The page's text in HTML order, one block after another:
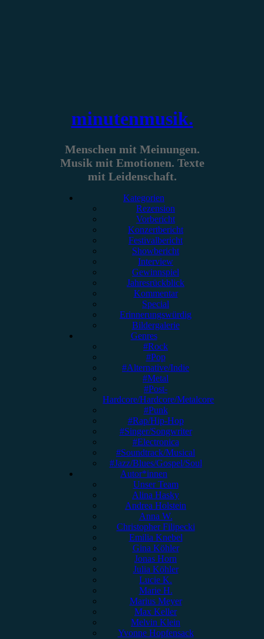
minutenmusik.
Menschen mit Meinungen.
Musik mit Emotionen. Texte
mit Leidenschaft.
Kategorien
Rezension
Vorbericht
Konzertbericht
Festivalbericht
Showbericht
Interview
Gewinnspiel
Jahresrückblick
Kommentar
Special
Erinnerungswürdig
Bildergalerie
Genres
#Rock
#Pop
#Alternative/Indie
#Metal
#Post-
Hardcore/Hardcore/Metalcore
#Punk
#Rap/Hip-Hop
#Singer/Songwriter
#Electronica
#Soundtrack/Musical
#Jazz/Blues/Gospel/Soul
Autor*innen
Unser Team
Alina Hasky
Andrea Holstein
Anna W.
Christopher Filipecki
Emilia Knebel
Gina Köhler
Jonas Horn
Julia Köhler
Lucie K.
Marie H.
Marius Meyer
Max Keller
Melvin Klein
Yvonne Hopfensack